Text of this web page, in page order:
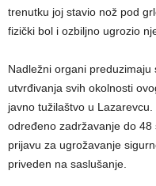
trenutku joj stavio nož pod
fizički bol i ozbiljno ugrozio
Nadležni organi
utvrđivanja svih okolnosti
javno tužilaštvo u
određeno zadržavanje do
prijavu za ugrožavanje
priveden na saslušanje.